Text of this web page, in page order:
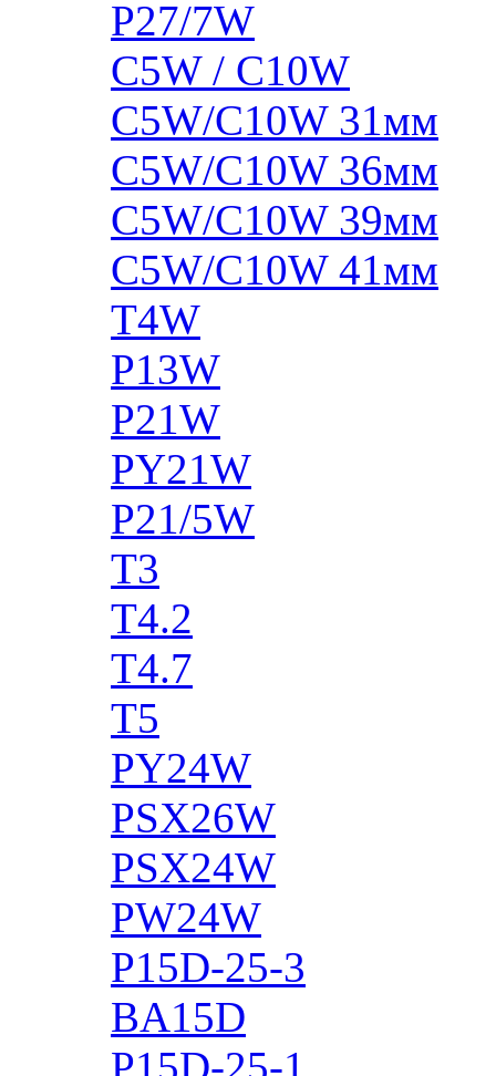
P27/7W
C5W / C10W
C5W/C10W 31мм
C5W/C10W 36мм
C5W/C10W 39мм
C5W/C10W 41мм
T4W
P13W
P21W
PY21W
P21/5W
T3
T4.2
T4.7
T5
PY24W
PSX26W
PSX24W
PW24W
P15D-25-3
BA15D
P15D-25-1